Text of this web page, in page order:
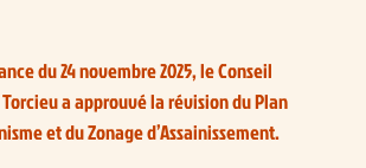
du 24 novembre 2025, le Conseil
a approuvé la révision du Plan
et du Zonage d’Assainissement.